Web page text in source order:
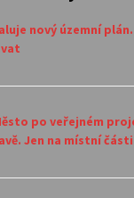
nový územní
po veřejném
Jen na místní